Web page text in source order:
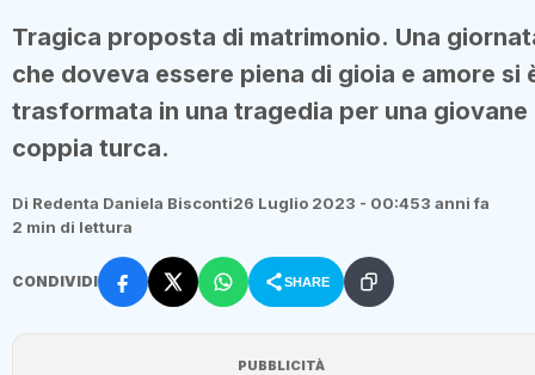
Tragica proposta di matrimonio. Una
che doveva essere piena di gioia e amore si
trasformata in una tragedia per una giovane
coppia turca.
Di Redenta Daniela Bisconti26 Luglio 2023 - 00:453 anni fa
2 min di lettura
CONDIVIDI SHARE
PUBBLICITÀ